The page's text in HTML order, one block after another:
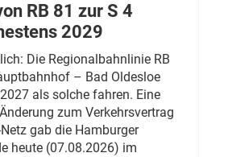
RB 81 zur S 4
2029
Die Regionalbahnlinie RB
– Bad Oldesloe
als solche fahren. Eine
zum Verkehrsvertrag
gab die Hamburger
heute (07.08.2026) im